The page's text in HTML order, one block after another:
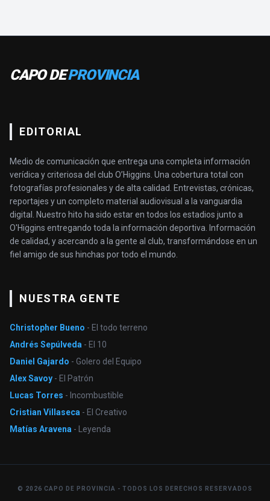
CAPO DEPROVINCIA
EDITORIAL
Medio de comunicación que entrega una completa información
verídica y criteriosa del club O’Higgins. Una cobertura total con
fotografías profesionales y de alta calidad. Entrevistas, crónicas,
reportajes y un completo material audiovisual a la vanguardia
digital. Nuestro hito ha sido estar en todos los estadios junto a
O'Higgins entregando toda la información deportiva. Información
de calidad, y acercando a la gente al club, transformándose en un
fiel amigo de sus hinchas por todo el mundo.
NUESTRA GENTE
Christopher Bueno - El todo terreno
Andrés Sepúlveda - El 10
Daniel Gajardo - Golero del Equipo
Alex Savoy - El Patrón
Lucas Torres - Incombustible
Cristian Villaseca - El Creativo
Matías Aravena - Leyenda
© 2026 CAPO DE PROVINCIA - TODOS LOS DERECHOS RESERVADOS